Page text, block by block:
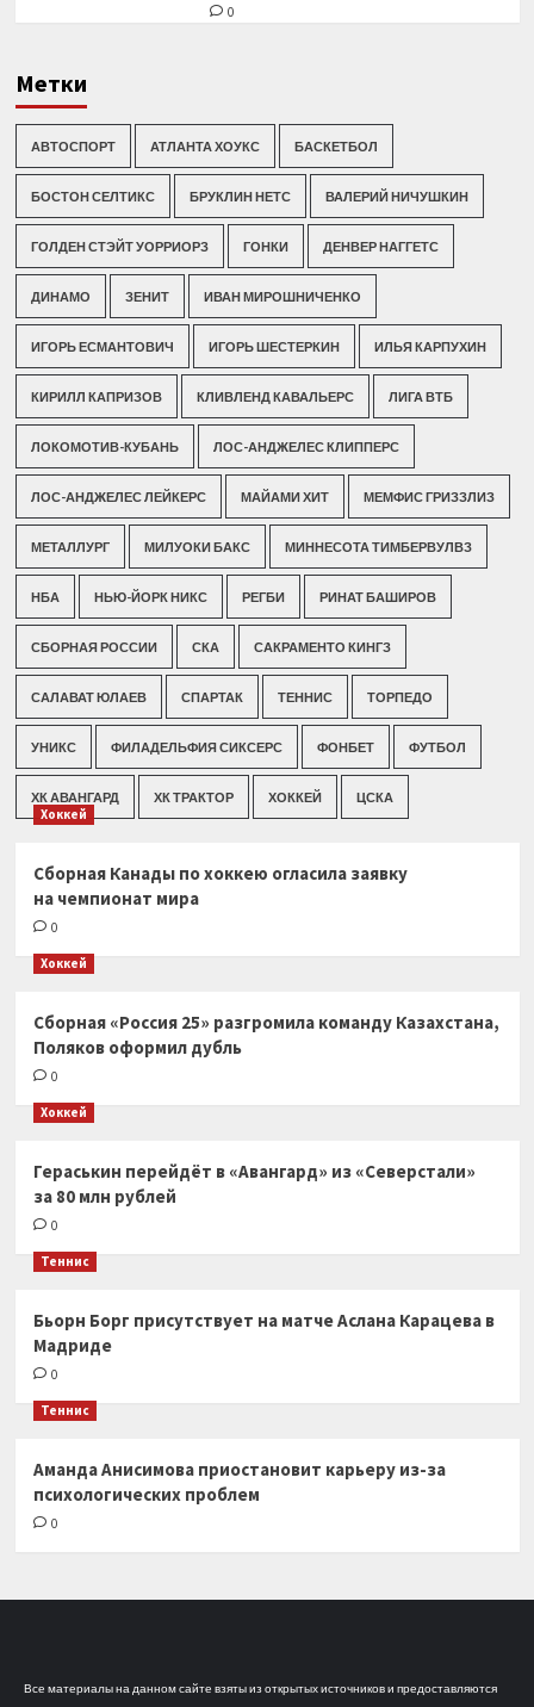
0
Метки
АВТОСПОРТ АТЛАНТА ХОУКС БАСКЕТБОЛ
БОСТОН СЕЛТИКС БРУКЛИН НЕТС ВАЛЕРИЙ НИЧУШКИН
ГОЛДЕН СТЭЙТ УОРРИОРЗ ГОНКИ ДЕНВЕР НАГГЕТС
ДИНАМО ЗЕНИТ ИВАН МИРОШНИЧЕНКО
ИГОРЬ ЕСМАНТОВИЧ ИГОРЬ ШЕСТЕРКИН ИЛЬЯ КАРПУХИН
КИРИЛЛ КАПРИЗОВ КЛИВЛЕНД КАВАЛЬЕРС ЛИГА ВТБ
ЛОКОМОТИВ-КУБАНЬ ЛОС-АНДЖЕЛЕС КЛИППЕРС
ЛОС-АНДЖЕЛЕС ЛЕЙКЕРС МАЙАМИ ХИТ МЕМФИС ГРИЗЗЛИЗ
МЕТАЛЛУРГ МИЛУОКИ БАКС МИННЕСОТА ТИМБЕРВУЛВЗ
НБА НЬЮ-ЙОРК НИКС РЕГБИ РИНАТ БАШИРОВ
СБОРНАЯ РОССИИ СКА САКРАМЕНТО КИНГЗ
САЛАВАТ ЮЛАЕВ СПАРТАК ТЕННИС ТОРПЕДО
УНИКС ФИЛАДЕЛЬФИЯ СИКСЕРС ФОНБЕТ ФУТБОЛ
ХК АВАНГАРД ХК ТРАКТОР ХОККЕЙ ЦСКА
Хоккей
Сборная Канады по хоккею огласила заявку
на чемпионат мира
0
Хоккей
Сборная «Россия 25» разгромила команду Казахстана,
Поляков оформил дубль
0
Хоккей
Гераськин перейдёт в «Авангард» из «Северстали»
за 80 млн рублей
0
Теннис
Бьорн Борг присутствует на матче Аслана Карацева в
Мадриде
0
Теннис
Аманда Анисимова приостановит карьеру из-за
психологических проблем
0
Все материалы на данном сайте взяты из открытых источников и предоставляются